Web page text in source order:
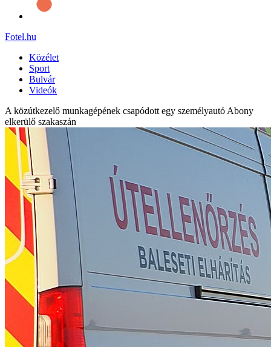
Fotel.hu
Közélet
Sport
Bulvár
Videók
A közútkezelő munkagépének csapódott egy személyautó Abony
elkerülő szakaszán